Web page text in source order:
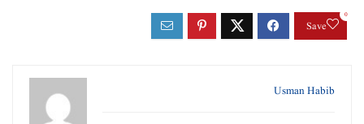
Save
0
Usman Habib